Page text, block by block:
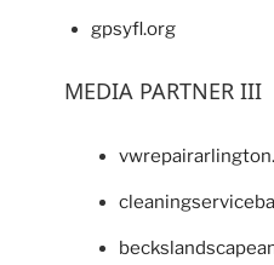
gpsyfl.org
MEDIA PARTNER III